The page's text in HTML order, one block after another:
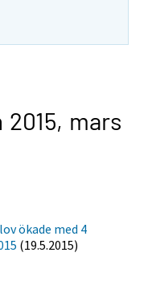
mars
ökade med 4
(19.5.2015)